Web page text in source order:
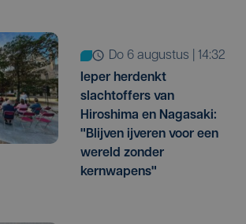
do 6 augustus | 14:32
Ieper herdenkt
slachtoffers van
Hiroshima en Nagasaki:
"Blijven ijveren voor een
wereld zonder
kernwapens"